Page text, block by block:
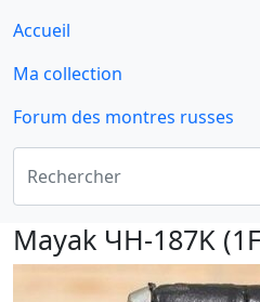
Accueil
Ma collection
Forum des montres russes
Mayak ЧH-187K